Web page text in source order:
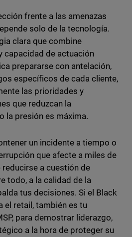
frente a las amenazas
solo de la tecnología.
clara que combine
capacidad de actuación
prepararse con antelación,
específicos de cada cliente,
las prioridades y
que reduzcan la
la presión es máxima.
un incidente a tiempo o
que afecte a miles de
a cuestión de
todo, a la calidad de la
tus decisiones. Si el Black
el retail, también es tu
para demostrar liderazgo,
a la hora de proteger su